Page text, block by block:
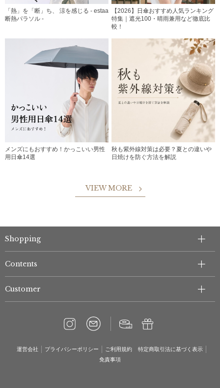
「熱」を「断」ち、 涼を感じる - estaa
断熱パラソル -
【2026】日傘おすすめ人気ランキング
特集｜遮光100・晴雨兼用など徹底比
較！
メンズにもおすすめ！かっこいい男性
用日傘14選
秋も紫外線対策は必要？夏との違いや
日焼けを防ぐ方法を解説
VIEW MORE
Shopping
Contents
Customer
運営会社 プライバシーポリシー ご利用規約
特定商取引法に基づく表示
免責事項